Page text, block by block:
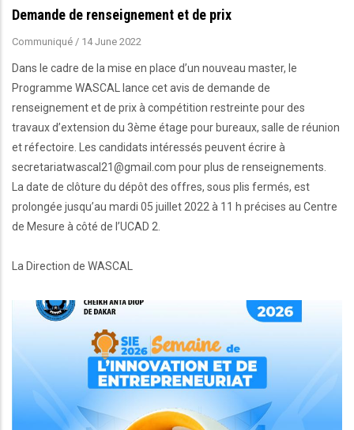
Demande de renseignement et de prix
Communiqué / 14 June 2022
Dans le cadre de la mise en place d’un nouveau master, le
Programme WASCAL lance cet avis de demande de
renseignement et de prix à compétition restreinte pour des
travaux d’extension du 3ème étage pour bureaux, salle de réunion
et réfectoire. Les candidats intéressés peuvent écrire à
secretariatwascal21@gmail.com pour plus de renseignements.
La date de clôture du dépôt des offres, sous plis fermés, est
prolongée jusqu’au mardi 05 juillet 2022 à 11 h précises au Centre
de Mesure à côté de l’UCAD 2.
La Direction de WASCAL